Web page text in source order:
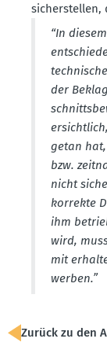
sicher­stellen,
“In
der
getan
bzw.
nicht
korrekte
ihm
wird,
mit
werben.”
Zurück zu den